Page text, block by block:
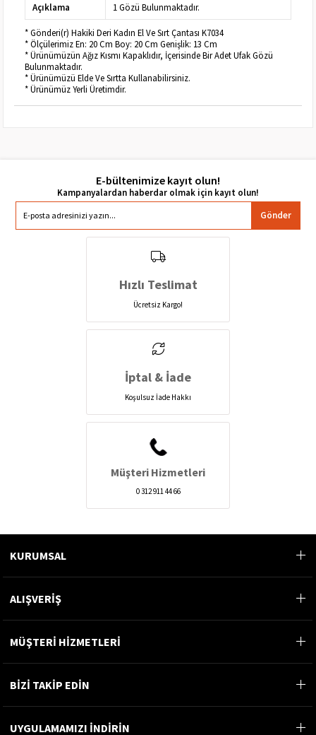
Açıklama
1 Gözü Bulunmaktadır.
* Gönderi(r) Hakiki Deri Kadın El Ve Sırt Çantası K7034
* Ölçülerimiz En: 20 Cm Boy: 20 Cm Genişlik: 13 Cm
* Ürünümüzün Ağız Kısmı Kapaklıdır, İçerisinde Bir Adet Ufak Gözü
Bulunmaktadır.
* Ürünümüzü Elde Ve Sırtta Kullanabilirsiniz.
* Ürünümüz Yerli Üretimdir.
E-bültenimize kayıt olun!
Gönder
Hızlı Teslimat
Ücretsiz Kargo!
İptal & İade
Koşulsuz İade Hakkı
Müşteri Hizmetleri
0 312 911 44 66
KURUMSAL
ALIŞVERİŞ
MÜŞTERİ HİZMETLERİ
BİZİ TAKİP EDİN
UYGULAMAMIZI İNDİRİN